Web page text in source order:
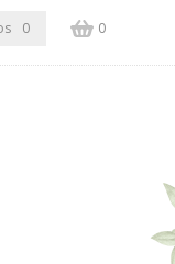
0 0